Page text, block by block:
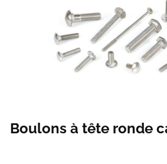
Boulons à tête ronde